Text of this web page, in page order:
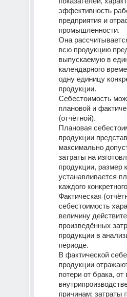
эффективность
предприятия и
промышленности.
Она
всю продукцию
выпускаемую в
календарного
одну единицу
продукции.
Себестоимость
плановой и
(отчётной).
Плановая
продукции
максимально
затраты на
продукции, размер
устанавливается
каждого
Фактическая
себестоимость
величину
произведённых
продукции в
периоде.
В фактической
продукции
потери от брака, от
причинам; затраты